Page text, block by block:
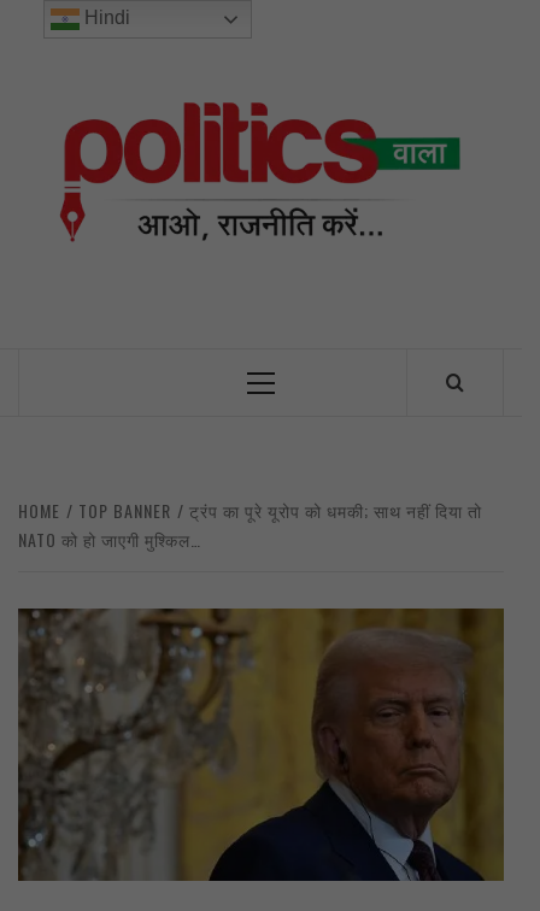
Primary
HOME TOP BANNER
ट्रंप का पूरे यूरोप को धमकी; साथ नहीं दिया तो
NATO को हो जाएगी मुश्किल…
Hindi